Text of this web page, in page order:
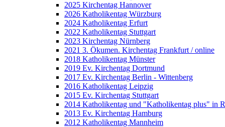
2025 Kirchentag Hannover
2026 Katholikentag Würzburg
2024 Katholikentag Erfurt
2022 Katholikentag Stuttgart
2023 Kirchentag Nürnberg
2021 3. Ökumen. Kirchentag Frankfurt / online
2018 Katholikentag Münster
2019 Ev. Kirchentag Dortmund
2017 Ev. Kirchentag Berlin - Wittenberg
2016 Katholikentag Leipzig
2015 Ev. Kirchentag Stuttgart
2014 Katholikentag und "Katholikentag plus" in
2013 Ev. Kirchentag Hamburg
2012 Katholikentag Mannheim